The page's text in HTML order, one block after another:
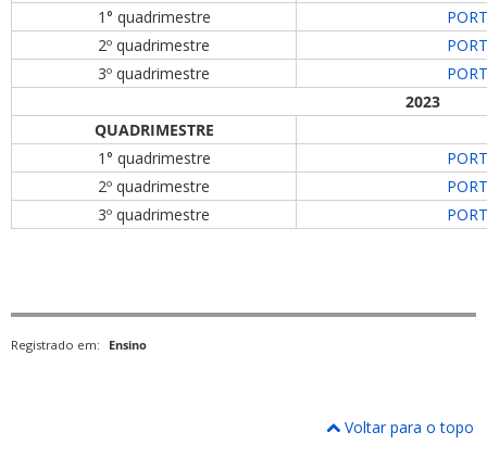
1° quadrimestre
2º quadrimestre
3º quadrimestre
2023
QUADRIMESTRE
1° quadrimestre
2º quadrimestre
3º quadrimestre
Registrado em: Ensino
Voltar para o topo